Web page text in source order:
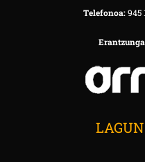
Telefonoa:945